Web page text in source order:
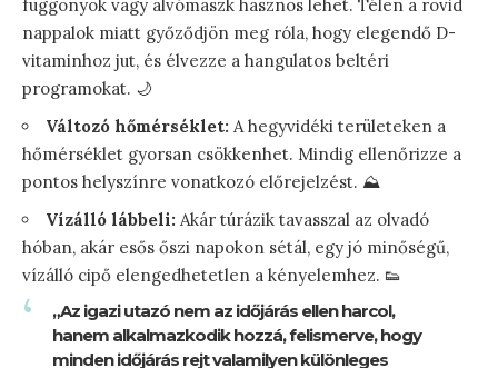
függönyök vagy alvómaszk hasznos lehet. Télen a rövid
nappalok miatt győződjön meg róla, hogy elegendő D-
vitaminhoz jut, és élvezze a hangulatos beltéri
programokat. 🌙
Változó hőmérséklet: A hegyvidéki területeken a
hőmérséklet gyorsan csökkenhet. Mindig ellenőrizze a
pontos helyszínre vonatkozó előrejelzést. ⛰️
Vízálló lábbeli: Akár túrázik tavasszal az olvadó
hóban, akár esős őszi napokon sétál, egy jó minőségű,
vízálló cipő elengedhetetlen a kényelemhez. 👟
„Az igazi utazó nem az időjárás ellen harcol,
hanem alkalmazkodik hozzá, felismerve, hogy
minden időjárás rejt valamilyen különleges